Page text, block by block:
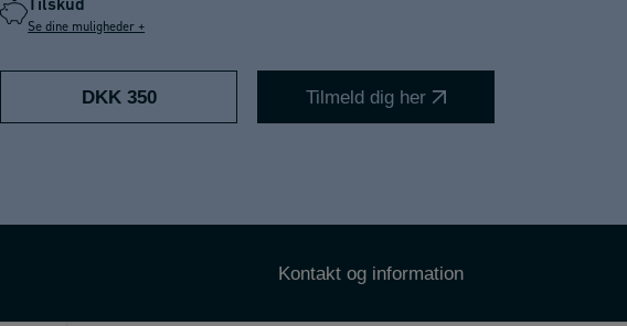
Tilskud
Se dine muligheder +
DKK 350 Tilmeld dig her
Kontakt og information